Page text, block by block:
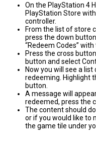
On the PlayStation 4
PlayStation Store
controller.
From the list of store
press the down
“Redeem Codes”
Press the cross
button and select
Now you will see a
redeeming. Highlight
button.
A message will
redeemed, press the
The content should
or if you would like to
the game tile under